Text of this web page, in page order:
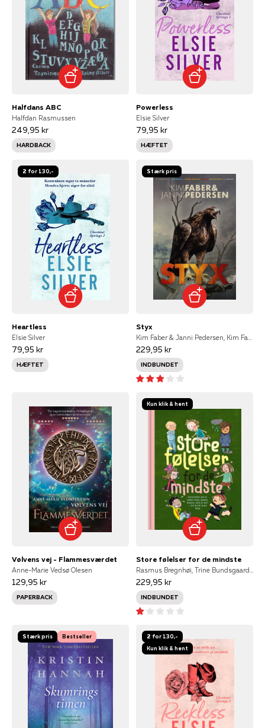
Halfdans ABC
Halfdan Rasmussen
249,95 kr
HARDBACK
Powerless
Elsie Silver
79,95 kr
HÆFTET
2 for 130,-
Heartless
Elsie Silver
79,95 kr
HÆFTET
Stærk pris
Styx
Kim Faber & Janni Pedersen, Kim Faber
229,95 kr
INDBUNDET
Vølvens vej - Flammesværdet
Anne-Marie Vedsø Olesen
129,95 kr
PAPERBACK
Kun klik & hent
Store følelser for de mindste
Rasmus Bregnhøi, Trine Bundsgaard, Mikkel Sommer Christensen, Kirsten Sonne Harild, Charlotte Pardi, Glenn Ringtved, StineStregen, Inger Tobiasen, Marianne Verge, Alberte Winding, StineStregen NULL
229,95 kr
INDBUNDET
Stærk pris Bestseller
2 for 130,-
Kun klik & hent